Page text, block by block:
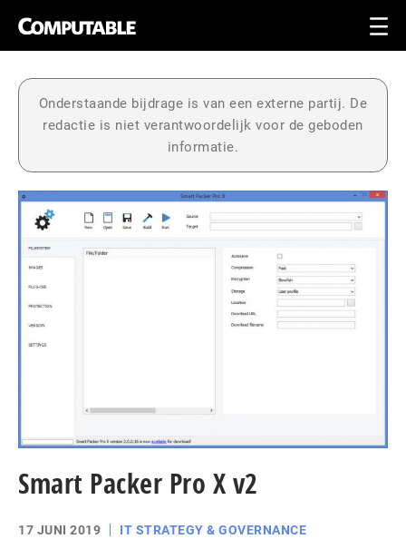
Onderstaande bijdrage is van een externe partij. De
redactie is niet verantwoordelijk voor de geboden
informatie.
Smart Packer Pro X v2
17 JUNI 2019 IT STRATEGY & GOVERNANCE